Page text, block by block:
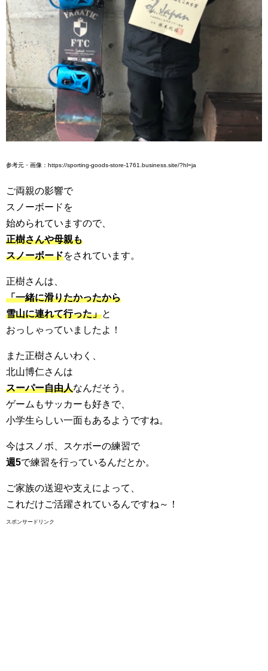
参考元・画像：https://sporting-goods-store-1761.business.site/?hl=ja
ご両親の影響で
スノーボードを
始められていますので、
正樹さんや母親も
スノーボードをされています。
正樹さんは、
「一緒に滑りたかったから
雪山に連れて行った」と
おっしゃっていましたよ！
また正樹さんいわく、
北山博仁さんは
スーパー自由人なんだそう。
ゲームもサッカーも好きで、
小学生らしい一面もあるようですね。
今はスノボ、スケボーの練習で
週5で練習を行っているんだとか。
ご家族の送迎や支えによって、
これだけご活躍されているんですね～！
スポンサードリンク